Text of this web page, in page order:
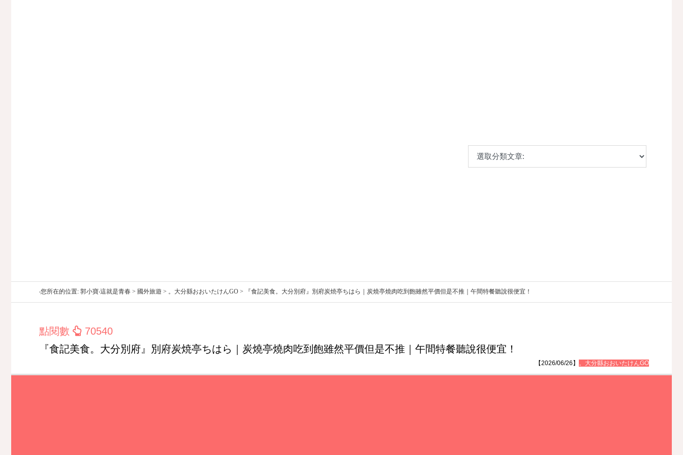
‧您所在的位置: 郭小寶‧這就是青春 > 國外旅遊 > 。大分縣おおいたけんGO > 『食記美食。大分別府』別府炭焼亭ちはら｜炭燒亭燒肉吃到飽雖然平價但是不推｜午間特餐聽說很便宜！
點閱數
70540
『食記美食。大分別府』別府炭焼亭ちはら｜炭燒亭燒肉吃到飽雖然平價但是不推｜午間特餐聽說很便宜！
【2026/06/26】 。大分縣おおいたけんGO